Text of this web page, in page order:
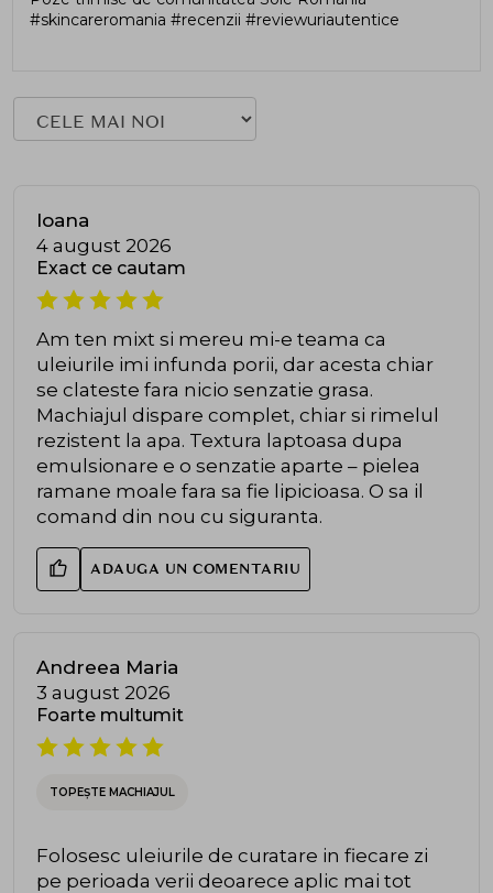
#skincareromania #recenzii #reviewuriautentice
Ioana
4 august 2026
Exact ce cautam
Am ten mixt si mereu mi-e teama ca
uleiurile imi infunda porii, dar acesta chiar
se clateste fara nicio senzatie grasa.
Machiajul dispare complet, chiar si rimelul
rezistent la apa. Textura laptoasa dupa
emulsionare e o senzatie aparte – pielea
ramane moale fara sa fie lipicioasa. O sa il
comand din nou cu siguranta.
ADAUGA UN COMENTARIU
Andreea Maria
3 august 2026
Foarte multumit
TOPEȘTE MACHIAJUL
Folosesc uleiurile de curatare in fiecare zi
pe perioada verii deoarece aplic mai tot